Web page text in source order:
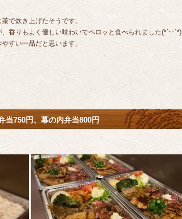
で炊き上げたそうです。
香りもよく優しい味わいでペロッと食べられました(*´︶`*)
すい一品だと思います。
当750円、幕の内弁当800円